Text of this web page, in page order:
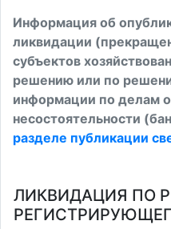
Информация об
ликвидации
субъектов
решению или по
информации по делам
несостоятельности
разделе публикации
ЛИКВИДАЦИЯ ПО